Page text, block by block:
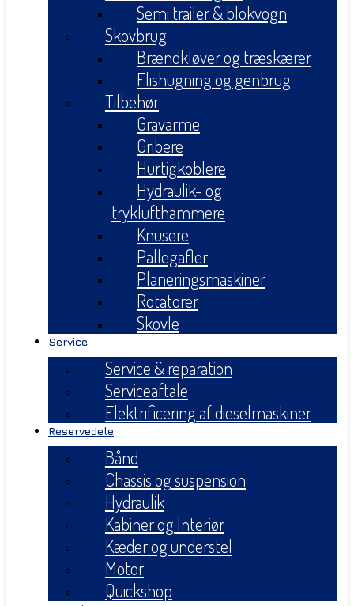
Semi trailer & blokvogn
Skovbrug
Brændkløver og træskærer
Flishugning og genbrug
Tilbehør
Gravarme
Gribere
Hurtigkoblere
Hydraulik- og
tryklufthammere
Knusere
Pallegafler
Planeringsmaskiner
Rotatorer
Skovle
Service
Service & reparation
Serviceaftale
Elektrificering af dieselmaskiner
Reservedele
Bånd
Chassis og suspension
Hydraulik
Kabiner og Interiør
Kæder og understel
Motor
Quickshop